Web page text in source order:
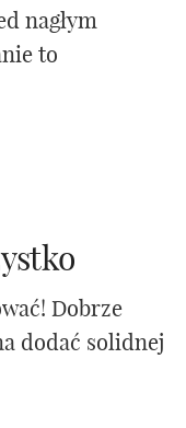
nagłym
to
Dobrze
dodać solidnej